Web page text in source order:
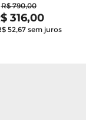
R$ 790,00
316,00
52,67 sem juros